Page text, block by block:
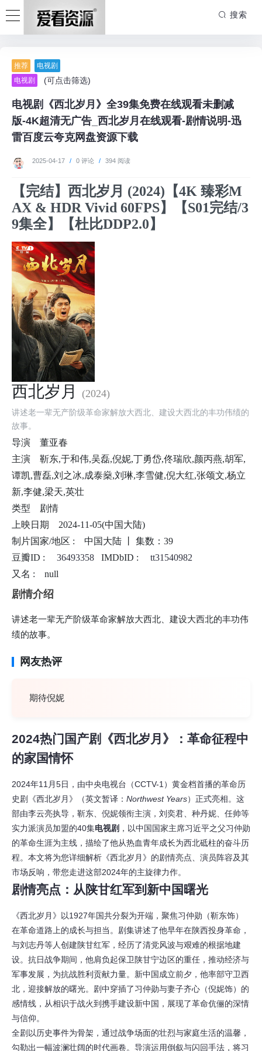
搜索
推荐
电视剧
电视剧
(可点击筛选)
电视剧《西北岁月》全39集免费在线观看未删减
版-4K超清无广告_西北岁月在线观看-剧情说明-迅
雷百度云夸克网盘资源下载
2025-04-17 / 0 评论 / 394 阅读
【完结】西北岁月 (2024)【4K 臻彩M
AX & HDR Vivid 60FPS】【S01完结/3
9集全】【杜比DDP2.0】
西北岁月 (2024)
讲述老一辈无产阶级革命家解放大西北、建设大西北的丰功伟绩的
故事。
导演
董亚春
主演
靳东,于和伟,吴磊,倪妮,丁勇岱,佟瑞欣,颜丙燕,胡军,
谭凯,曹磊,刘之冰,成泰燊,刘琳,李雪健,倪大红,张颂文,杨立
新,李健,梁天,英壮
类型
剧情
上映日期
2024-11-05(中国大陆)
制片国家/地区 :
中国大陆 丨 集数：39
豆瓣ID :
36493358 IMDbID :
tt31540982
又名 :
null
剧情介绍
讲述老一辈无产阶级革命家解放大西北、建设大西北的丰功伟
绩的故事。
网友热评
期待倪妮
2024热门国产剧《西北岁月》：革命征程中
的家国情怀
2024年11月5日，由中央电视台（CCTV-1）黄金档首播的革命历
史剧《西北岁月》（英文暂译： Northwest Years）正式亮相。这
部由李云亮执导，靳东、倪妮领衔主演，刘奕君、种丹妮、任帅等
实力派演员加盟的40集电视剧 ，以中国国家主席习近平之父习仲勋
的革命生涯为主线，描绘了他从热血青年成长为西北砥柱的奋斗历
程。本文将为您详细解析《西北岁月》的剧情亮点、演员阵容及其
市场反响，带您走进这部2024年的主旋律力作。
剧情亮点：从陕甘红军到新中国曙光
《西北岁月》以1927年国共分裂为开端，聚焦习仲勋（靳东饰）
在革命道路上的成长与担当。剧集讲述了他早年在陕西投身革命，
与刘志丹等人创建陕甘红军，经历了清党风波与艰难的根据地建
设。抗日战争期间，他肩负起保卫陕甘宁边区的重任，推动经济与
军事发展，为抗战胜利贡献力量。新中国成立前夕，他率部守卫西
北，迎接解放的曙光。剧中穿插了习仲勋与妻子齐心（倪妮饰）的
感情线，从相识于战火到携手建设新中国，展现了革命伉俪的深情
与信仰。
全剧以历史事件为骨架，通过战争场面的壮烈与家庭生活的温馨，
勾勒出一幅波澜壮阔的时代画卷。导演运用倒叙与闪回手法，将习